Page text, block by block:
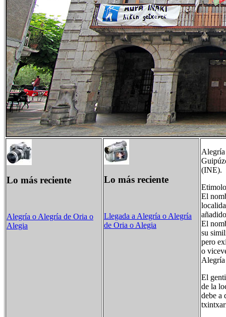
Lo más reciente
Alegría o Alegría de Oria o
Alegia
Lo más reciente
Llegada a Alegría o Alegría
de Oria o Alegia
(INE).
El
El
su
pero
o
El
de la
debe a